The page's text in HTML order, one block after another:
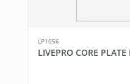
LP1056
LIVEPRO CORE